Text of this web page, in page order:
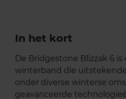
In het kort
De Bridgestone Blizzak 6
winterband die
onder diverse winterse
geavanceerde